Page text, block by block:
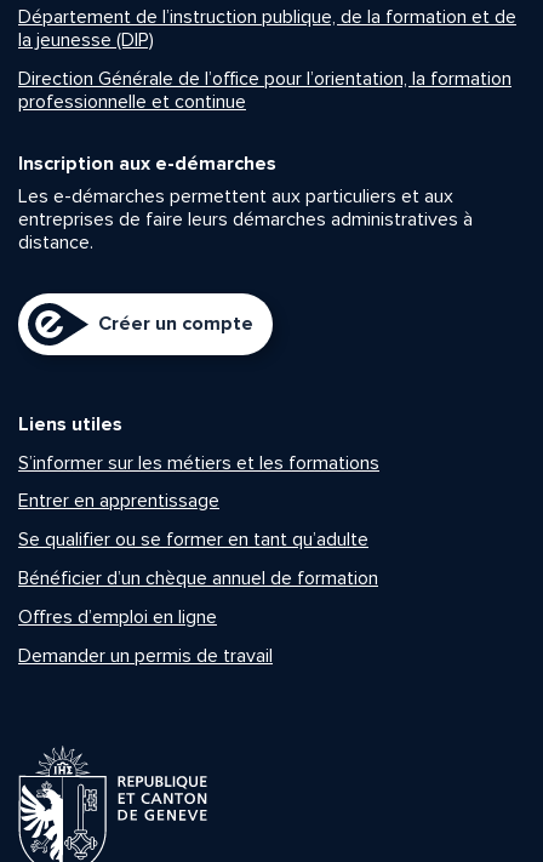
Département de l’instruction publique, de la formation et de
la jeunesse (DIP)
Direction Générale de l’office pour l’orientation, la formation
professionnelle et continue
Inscription aux e-démarches
Les e-démarches permettent aux particuliers et aux
entreprises de faire leurs démarches administratives à
distance.
Créer un compte
Liens utiles
S’informer sur les métiers et les formations
Entrer en apprentissage
Se qualifier ou se former en tant qu’adulte
Bénéficier d’un chèque annuel de formation
Offres d’emploi en ligne
Demander un permis de travail